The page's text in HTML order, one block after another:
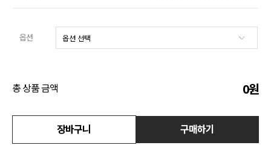
옵션
총 상품 금액 0원
장바구니 구매하기